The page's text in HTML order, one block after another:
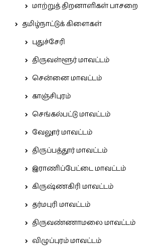
மாற்றுத் திறனாளிகள் பாசறை
தமிழ்நாட்டுக் கிளைகள்
புதுச்சேரி
திருவள்ளூர் மாவட்டம்
சென்னை மாவட்டம்
காஞ்சிபுரம்
செங்கல்பட்டு மாவட்டம்
வேலூர் மாவட்டம்
திருப்பத்தூர் மாவட்டம்
இராணிப்பேட்டை மாவட்டம்
கிருஷ்ணகிரி மாவட்டம்
தர்மபுரி மாவட்டம்
திருவண்ணாமலை மாவட்டம்
விழுப்புரம் மாவட்டம்